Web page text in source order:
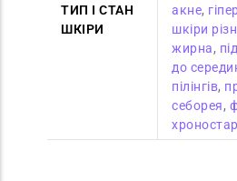
ТИП І СТАН
ШКІРИ
акне,
шкіри
жирна,
до
пілінгів,
себорея,